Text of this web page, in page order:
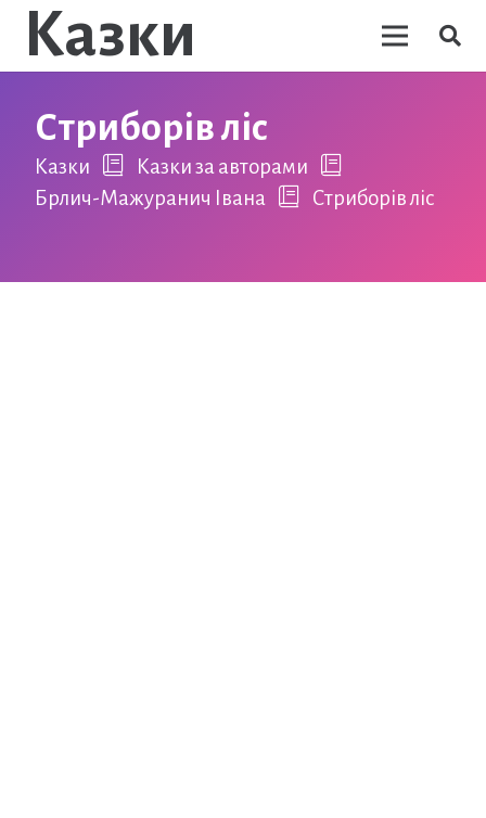
Казки
Стриборів ліс
Казки
Казки за авторами
Брлич-Мажуранич Івана
Стриборів ліс